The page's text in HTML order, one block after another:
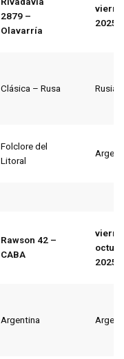
2879 –
Olavarría
2025
Clásica – Rusa Rusia
Folclore del
Litoral
Rawson 42 –
CABA
2025
Argentina